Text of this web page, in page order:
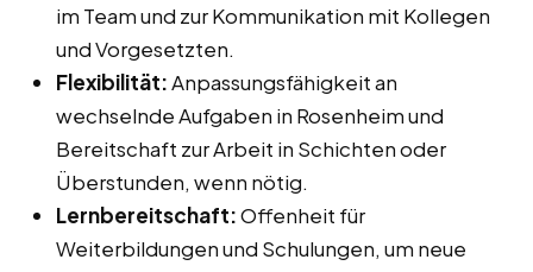
im Team und zur Kommunikation mit Kollegen
und Vorgesetzten.
Flexibilität:Anpassungsfähigkeit an
wechselnde Aufgaben in Rosenheim und
Bereitschaft zur Arbeit in Schichten oder
Überstunden, wenn nötig.
Lernbereitschaft:Offenheit für
Weiterbildungen und Schulungen, um neue